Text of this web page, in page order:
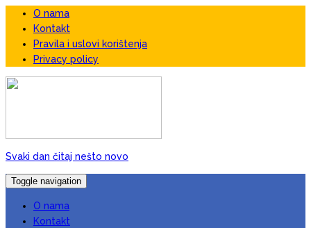
O nama
Kontakt
Pravila i uslovi korištenja
Privacy policy
Svaki dan čitaj nešto novo
Toggle navigation
O nama
Kontakt